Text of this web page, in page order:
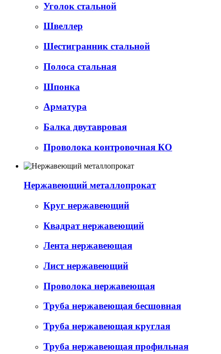
Уголок стальной
Швеллер
Шестигранник стальной
Полоса стальная
Шпонка
Арматура
Балка двутавровая
Проволока контровочная КО
Нержавеющий металлопрокат
Круг нержавеющий
Квадрат нержавеющий
Лента нержавеющая
Лист нержавеющий
Проволока нержавеющая
Труба нержавеющая бесшовная
Труба нержавеющая круглая
Труба нержавеющая профильная